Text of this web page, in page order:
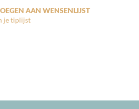
AAN WENSENLIJST